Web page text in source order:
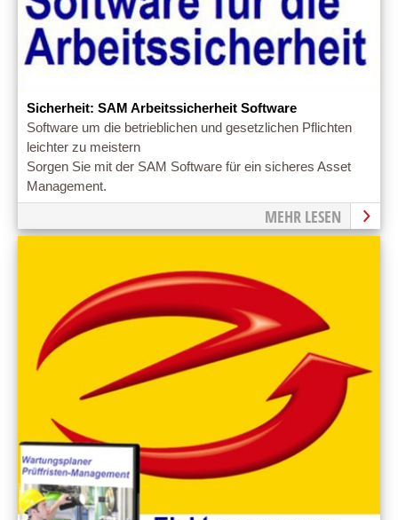
Sicherheit: SAM Arbeitssicherheit Software
Software um die betrieblichen und gesetzlichen Pflichten
leichter zu meistern
Sorgen Sie mit der SAM Software für ein sicheres Asset
Management.
MEHR LESEN